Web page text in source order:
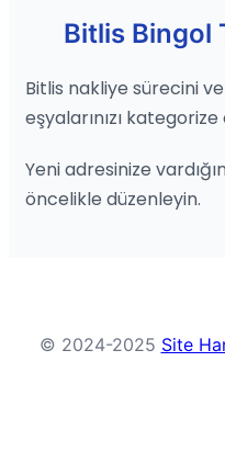
Bitlis Bingol
Bitlis nakliye sürecini
eşyalarınızı
Yeni adresinize
öncelikle düzenleyin.
© 2024-2025 Site